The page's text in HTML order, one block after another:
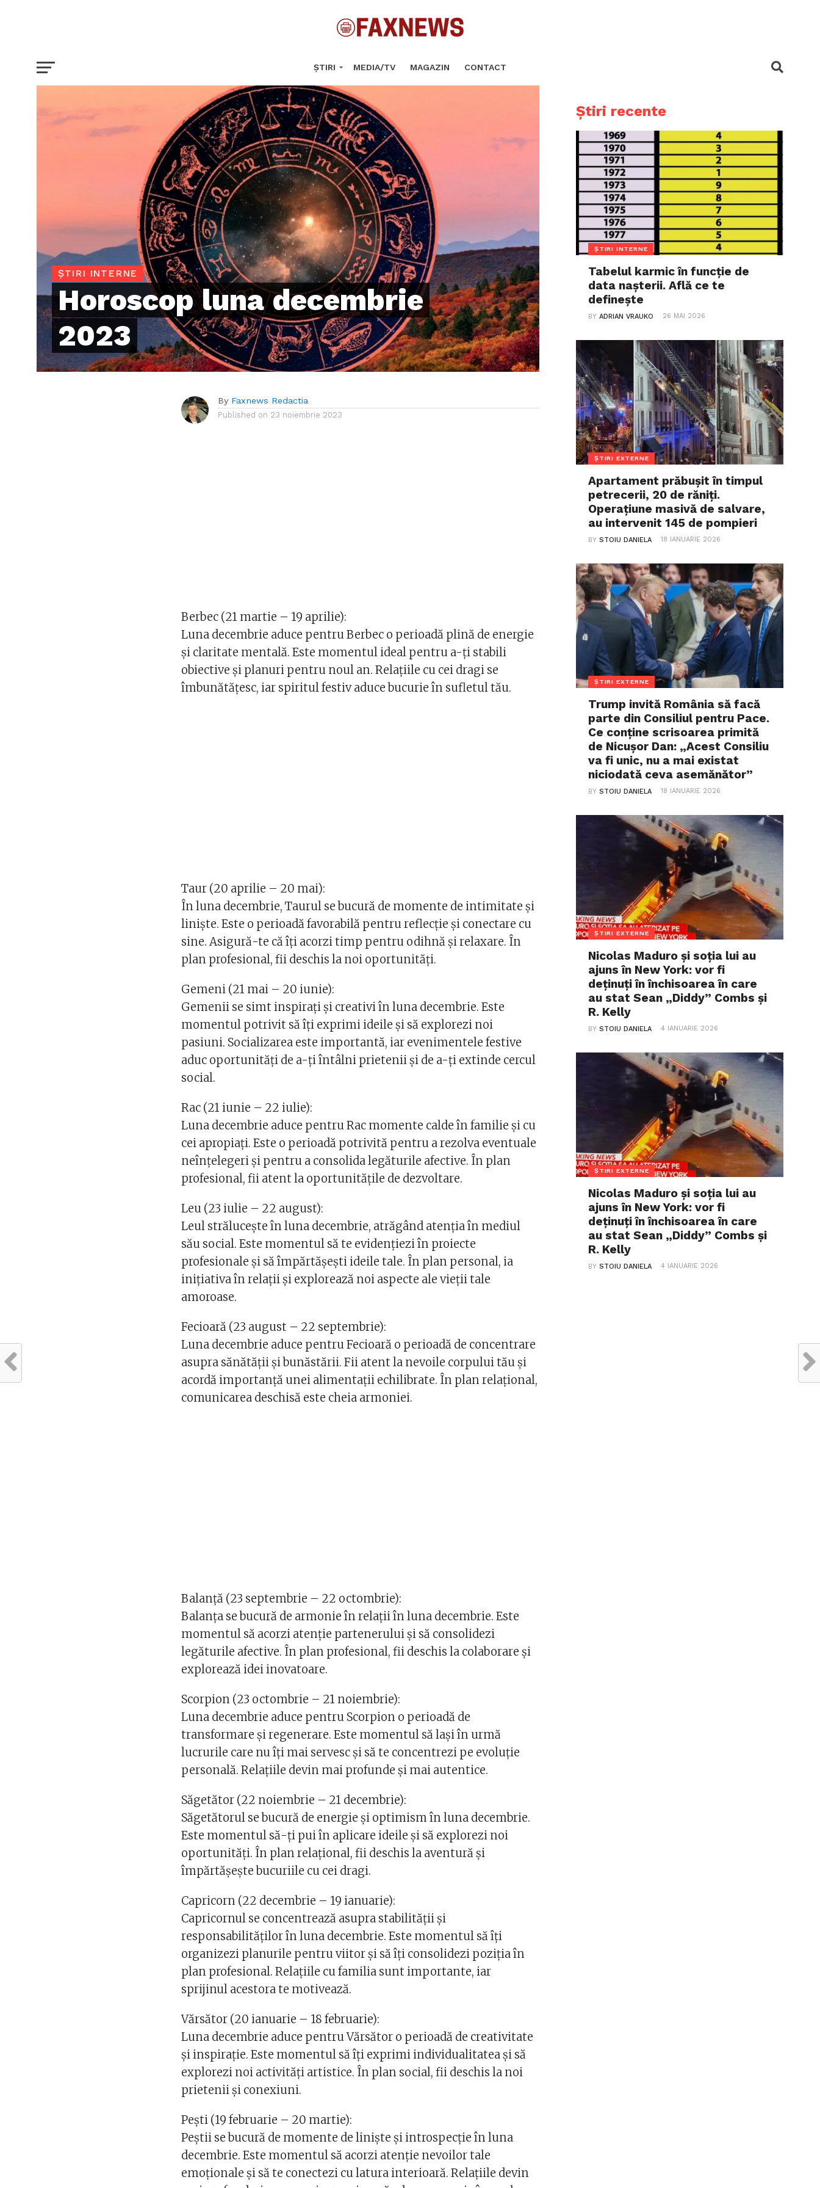
ȘTIRI MEDIA/TV MAGAZIN CONTACT
ȘTIRI INTERNE
Horoscop luna decembrie
2023
By Faxnews Redactia
Published on 23 noiembrie 2023
Berbec (21 martie – 19 aprilie):
Luna decembrie aduce pentru Berbec o perioadă plină de energie
și claritate mentală. Este momentul ideal pentru a-ți stabili
obiective și planuri pentru noul an. Relațiile cu cei dragi se
îmbunătățesc, iar spiritul festiv aduce bucurie în sufletul tău.
Taur (20 aprilie – 20 mai):
În luna decembrie, Taurul se bucură de momente de intimitate și
liniște. Este o perioadă favorabilă pentru reflecție și conectare cu
sine. Asigură-te că îți acorzi timp pentru odihnă și relaxare. În
plan profesional, fii deschis la noi oportunități.
Gemeni (21 mai – 20 iunie):
Gemenii se simt inspirați și creativi în luna decembrie. Este
momentul potrivit să îți exprimi ideile și să explorezi noi
pasiuni. Socializarea este importantă, iar evenimentele festive
aduc oportunități de a-ți întâlni prietenii și de a-ți extinde cercul
social.
Rac (21 iunie – 22 iulie):
Luna decembrie aduce pentru Rac momente calde în familie și cu
cei apropiați. Este o perioadă potrivită pentru a rezolva eventuale
neînțelegeri și pentru a consolida legăturile afective. În plan
profesional, fii atent la oportunitățile de dezvoltare.
Leu (23 iulie – 22 august):
Leul strălucește în luna decembrie, atrăgând atenția în mediul
său social. Este momentul să te evidențiezi în proiecte
profesionale și să împărtășești ideile tale. În plan personal, ia
inițiativa în relații și explorează noi aspecte ale vieții tale
amoroase.
Fecioară (23 august – 22 septembrie):
Luna decembrie aduce pentru Fecioară o perioadă de concentrare
asupra sănătății și bunăstării. Fii atent la nevoile corpului tău și
acordă importanță unei alimentații echilibrate. În plan relațional,
comunicarea deschisă este cheia armoniei.
Balanță (23 septembrie – 22 octombrie):
Balanța se bucură de armonie în relații în luna decembrie. Este
momentul să acorzi atenție partenerului și să consolidezi
legăturile afective. În plan profesional, fii deschis la colaborare și
explorează idei inovatoare.
Scorpion (23 octombrie – 21 noiembrie):
Luna decembrie aduce pentru Scorpion o perioadă de
transformare și regenerare. Este momentul să lași în urmă
lucrurile care nu îți mai servesc și să te concentrezi pe evoluție
personală. Relațiile devin mai profunde și mai autentice.
Săgetător (22 noiembrie – 21 decembrie):
Săgetătorul se bucură de energie și optimism în luna decembrie.
Este momentul să-ți pui în aplicare ideile și să explorezi noi
oportunități. În plan relațional, fii deschis la aventură și
împărtășește bucuriile cu cei dragi.
Capricorn (22 decembrie – 19 ianuarie):
Capricornul se concentrează asupra stabilității și
responsabilităților în luna decembrie. Este momentul să îți
organizezi planurile pentru viitor și să îți consolidezi poziția în
plan profesional. Relațiile cu familia sunt importante, iar
sprijinul acestora te motivează.
Vărsător (20 ianuarie – 18 februarie):
Luna decembrie aduce pentru Vărsător o perioadă de creativitate
și inspirație. Este momentul să îți exprimi individualitatea și să
explorezi noi activități artistice. În plan social, fii deschis la noi
prietenii și conexiuni.
Pești (19 februarie – 20 martie):
Peștii se bucură de momente de liniște și introspecție în luna
decembrie. Este momentul să acorzi atenție nevoilor tale
emoționale și să te conectezi cu latura interioară. Relațiile devin
Știri recente
ȘTIRI INTERNE
Tabelul karmic în funcție de
data nașterii. Află ce te
definește
BYADRIAN VRAUKO 26 MAI 2026
ȘTIRI EXTERNE
Apartament prăbușit în timpul
petrecerii, 20 de răniți.
Operațiune masivă de salvare,
au intervenit 145 de pompieri
BYSTOIU DANIELA 18 IANUARIE 2026
ȘTIRI EXTERNE
Trump invită România să facă
parte din Consiliul pentru Pace.
Ce conține scrisoarea primită
de Nicușor Dan: „Acest Consiliu
va fi unic, nu a mai existat
niciodată ceva asemănător”
BYSTOIU DANIELA 18 IANUARIE 2026
ȘTIRI EXTERNE
Nicolas Maduro și soția lui au
ajuns în New York: vor fi
deținuți în închisoarea în care
au stat Sean „Diddy” Combs și
R. Kelly
BYSTOIU DANIELA 4 IANUARIE 2026
ȘTIRI EXTERNE
Nicolas Maduro și soția lui au
ajuns în New York: vor fi
deținuți în închisoarea în care
au stat Sean „Diddy” Combs și
R. Kelly
BYSTOIU DANIELA 4 IANUARIE 2026